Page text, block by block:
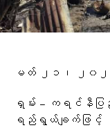
မတ် ၂၁၊ ၂၀၂၅။
ရှမ်း – ကရင်နီ
ရည်ရွယ်ချက်ဖြင့်